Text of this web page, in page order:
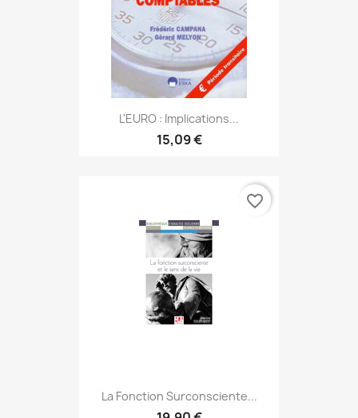
L'EURO : Implications...
15,09 €
La Fonction Surconsciente...
favorite_border